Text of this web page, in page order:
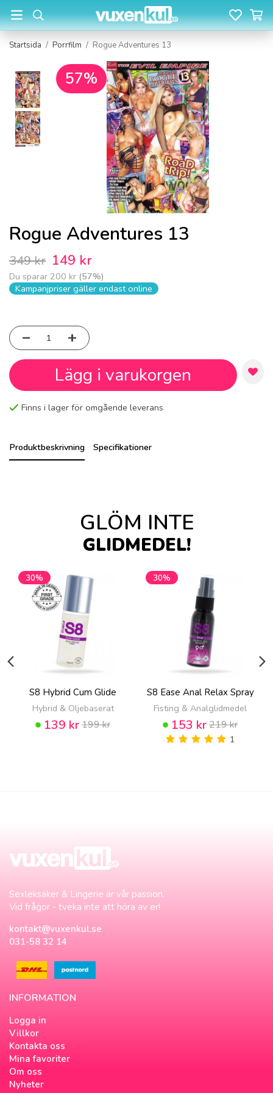
Startsida / Porrfilm / Rogue Adventures 13
57%
Rogue Adventures 13
349 kr 149 kr
Du sparar 200 kr (57%)
Kampanjpriser gäller endast online
Lägg i varukorgen
Finns i lager för omgående leverans
Produktbeskrivning Specifikationer
GLÖM INTE
GLIDMEDEL!
30%
S8 Hybrid Cum Glide
Hybrid & Oljebaserat
139 kr199 kr
30%
S8 Ease Anal Relax Spray
Fisting & Analglidmedel
153 kr219 kr
1
Sexleksaker & Lingerie är vår passion.
Vid frågor - tveka inte att höra av er!
kontakt@vuxenkul.se
031-58 32 14
INFORMATION
Logga in
Villkor
Kontakta oss
Mina favoriter
Om oss
Nyheter